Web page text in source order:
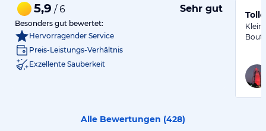
5,9 / 6 Sehr gut
Besonders gut bewertet:
Hervorragender Service
Preis-Leistungs-Verhältnis
Exzellente Sauberkeit
Alle Bewertungen (428)